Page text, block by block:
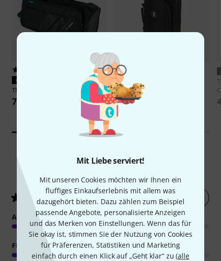
Mit Liebe serviert!
Mit unseren Cookies möchten wir Ihnen ein
fluffiges Einkaufserlebnis mit allem was
dazugehört bieten. Dazu zählen zum Beispiel
passende Angebote, personalisierte Anzeigen
und das Merken von Einstellungen. Wenn das für
Sie okay ist, stimmen Sie der Nutzung von Cookies
für Präferenzen, Statistiken und Marketing
einfach durch einen Klick auf „Geht klar“ zu (alle
PASST GARANTIERT
Thomann Voyager Trumpet
75 €
PASST GARANTIERT
Thomann
Case
49 €
4.4/ 5 Jetzt bewerten
ANSPRACHE
FEATURES